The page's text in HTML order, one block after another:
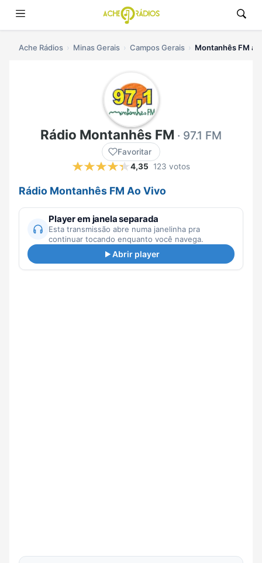
Ache Rádios Minas Gerais Campos Gerais Montanhês FM ao
Rádio Montanhês FM · 97.1 FM
Favoritar
4,35
123 votos
Rádio Montanhês FM Ao Vivo
Player em janela separada
Esta transmissão abre numa janelinha pra
continuar tocando enquanto você navega.
Abrir player